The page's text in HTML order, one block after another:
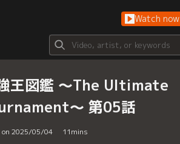
Watch now
王図鑑 ～The Ultimate
～ 第05話
on 2025/05/04 11mins